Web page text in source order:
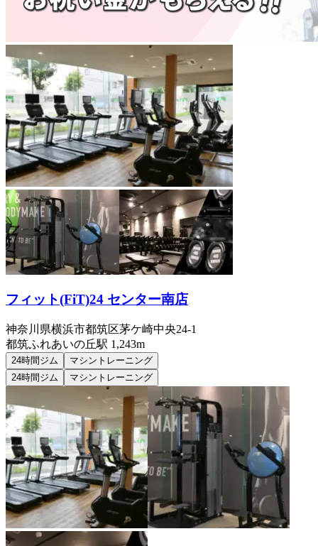
フィット(FiT)24 センター南店
神奈川県横浜市都筑区茅ケ崎中央24-1
都筑ふれあいの丘駅 1,243m
24時間ジム
マシントレーニング
24時間ジム
マシントレーニング